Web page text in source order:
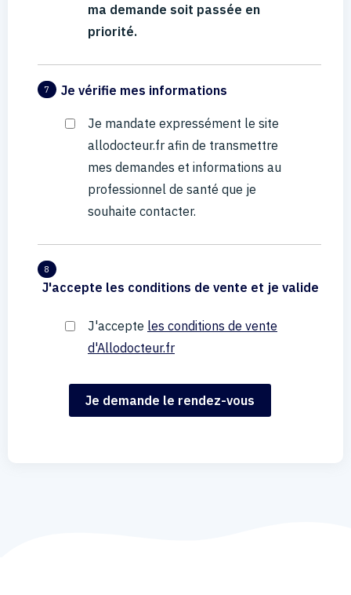
ma demande soit passée en
priorité.
7 Je vérifie mes informations
Je mandate expressément le site
allodocteur.fr afin de transmettre
mes demandes et informations au
professionnel de santé que je
souhaite contacter.
8
J'accepte les conditions de vente et je valide
J'accepte les conditions de vente
d'Allodocteur.fr